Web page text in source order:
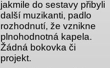
jakmile do sestavy přibyli
další muzikanti, padlo
rozhodnutí, že vznikne
plnohodnotná kapela.
Žádná bokovka či
projekt.